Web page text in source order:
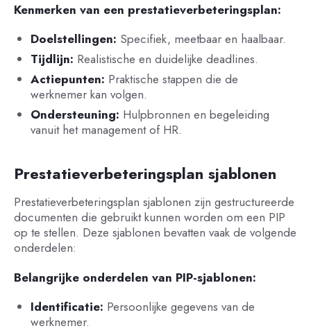
Kenmerken van een prestatieverbeteringsplan:
Doelstellingen: Specifiek, meetbaar en haalbaar.
Tijdlijn: Realistische en duidelijke deadlines.
Actiepunten: Praktische stappen die de
werknemer kan volgen.
Ondersteuning: Hulpbronnen en begeleiding
vanuit het management of HR.
Prestatieverbeteringsplan sjablonen
Prestatieverbeteringsplan sjablonen zijn gestructureerde
documenten die gebruikt kunnen worden om een PIP
op te stellen. Deze sjablonen bevatten vaak de volgende
onderdelen:
Belangrijke onderdelen van PIP-sjablonen:
Identificatie: Persoonlijke gegevens van de
werknemer.